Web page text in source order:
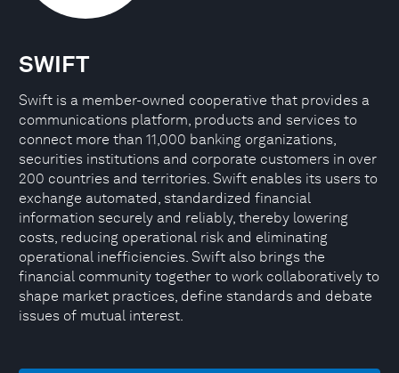
SWIFT
Swift is a member-owned cooperative that provides a
communications platform, products and services to
connect more than 11,000 banking organizations,
securities institutions and corporate customers in over
200 countries and territories. Swift enables its users to
exchange automated, standardized financial
information securely and reliably, thereby lowering
costs, reducing operational risk and eliminating
operational inefficiencies. Swift also brings the
financial community together to work collaboratively to
shape market practices, define standards and debate
issues of mutual interest.